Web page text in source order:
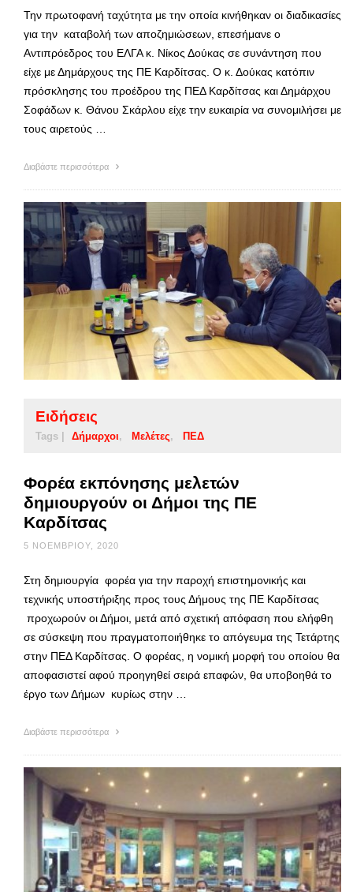
Την πρωτοφανή ταχύτητα με την οποία κινήθηκαν οι διαδικασίες
για την καταβολή των αποζημιώσεων, επεσήμανε ο
Αντιπρόεδρος του ΕΛΓΑ κ. Νίκος Δούκας σε συνάντηση που
είχε με Δημάρχους της ΠΕ Καρδίτσας. Ο κ. Δούκας κατόπιν
πρόσκλησης του προέδρου της ΠΕΔ Καρδίτσας και Δημάρχου
Σοφάδων κ. Θάνου Σκάρλου είχε την ευκαιρία να συνομιλήσει με
τους αιρετούς …
Διαβάστε περισσότερα
Ειδήσεις
Tags | Δήμαρχοι Μελέτες ΠΕΔ
Φορέα εκπόνησης μελετών
δημιουργούν οι Δήμοι της ΠΕ
Καρδίτσας
5 ΝΟΕΜΒΡΊΟΥ, 2020
Στη δημιουργία φορέα για την παροχή επιστημονικής και
τεχνικής υποστήριξης προς τους Δήμους της ΠΕ Καρδίτσας
προχωρούν οι Δήμοι, μετά από σχετική απόφαση που ελήφθη
σε σύσκεψη που πραγματοποιήθηκε το απόγευμα της Τετάρτης
στην ΠΕΔ Καρδίτσας. Ο φορέας, η νομική μορφή του οποίου θα
αποφασιστεί αφού προηγηθεί σειρά επαφών, θα υποβοηθά το
έργο των Δήμων κυρίως στην …
Διαβάστε περισσότερα